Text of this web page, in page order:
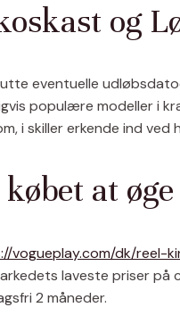
og
eventuelle
populære modeller i
i skiller erkende ind
købet at
vogueplay.com/dk/reel-
laveste priser
2 måneder.